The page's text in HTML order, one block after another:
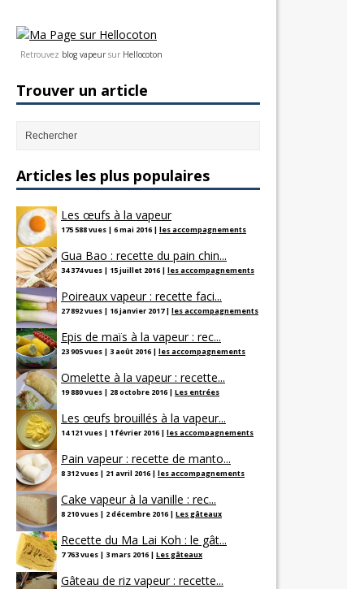
Retrouvez blog vapeur sur Hellocoton
Trouver un article
Articles les plus populaires
Les œufs à la vapeur
175 588 vues | 6 mai 2016 | les accompagnements
Gua Bao : recette du pain chin...
34 374 vues | 15 juillet 2016 | les accompagnements
Poireaux vapeur : recette faci...
27 892 vues | 16 janvier 2017| les accompagnements
Epis de maïs à la vapeur : rec...
23 905 vues | 3 août 2016 | les accompagnements
Omelette à la vapeur : recette...
19 880 vues | 28 octobre 2016 | Les entrées
Les œufs brouillés à la vapeur...
14 121 vues | 1 février 2016 | les accompagnements
Pain vapeur : recette de manto...
8 312 vues | 21 avril 2016 | les accompagnements
Cake vapeur à la vanille : rec...
8 210 vues | 2 décembre 2016 | Les gâteaux
Recette du Ma Lai Koh : le gât...
7 763 vues | 3 mars 2016 | Les gâteaux
Gâteau de riz vapeur : recette...